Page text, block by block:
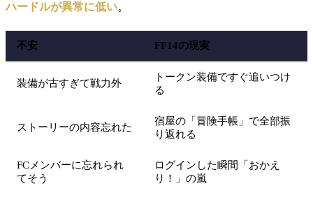
ハードルが異常に低い。
不安 FF14の現実
装備が古すぎて戦力外
トークン装備ですぐ追いつけ
る
ストーリーの内容忘れた
宿屋の「冒険手帳」で全部振
り返れる
FCメンバーに忘れられ
てそう
ログインした瞬間「おかえ
り！」の嵐